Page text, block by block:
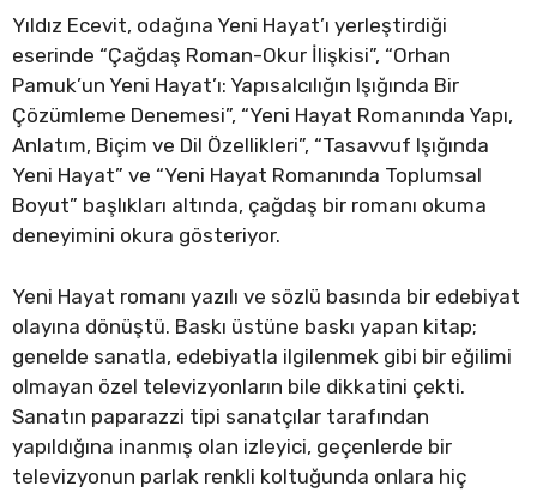
Yıldız Ecevit, odağına Yeni Hayat’ı yerleştirdiği
eserinde “Çağdaş Roman-Okur İlişkisi”, “Orhan
Pamuk’un Yeni Hayat’ı: Yapısalcılığın Işığında Bir
Çözümleme Denemesi”, “Yeni Hayat Romanında Yapı,
Anlatım, Biçim ve Dil Özellikleri”, “Tasavvuf Işığında
Yeni Hayat” ve “Yeni Hayat Romanında Toplumsal
Boyut” başlıkları altında, çağdaş bir romanı okuma
deneyimini okura gösteriyor.
Yeni Hayat romanı yazılı ve sözlü basında bir edebiyat
olayına dönüştü. Baskı üstüne baskı yapan kitap;
genelde sanatla, edebiyatla ilgilenmek gibi bir eğilimi
olmayan özel televizyonların bile dikkatini çekti.
Sanatın paparazzi tipi sanatçılar tarafından
yapıldığına inanmış olan izleyici, geçenlerde bir
televizyonun parlak renkli koltuğunda onlara hiç